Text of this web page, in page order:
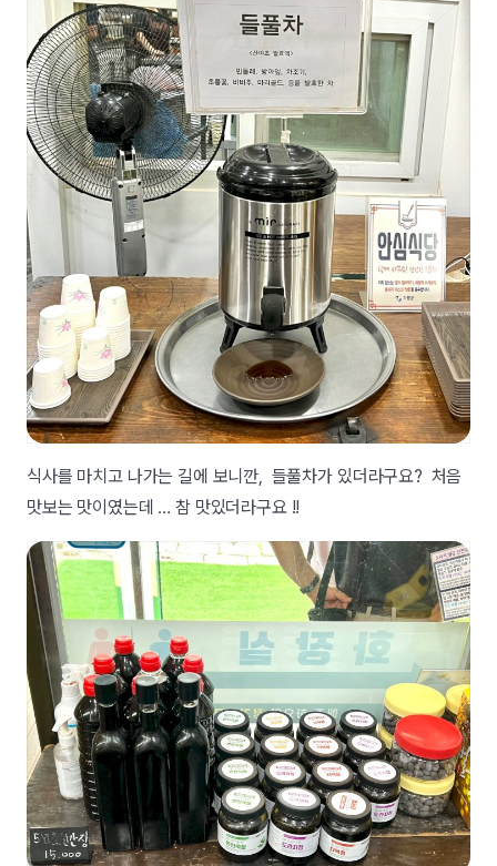
식사를 마치고 나가는 길에 보니깐, 들풀차가 있더라구요? 처음
맛보는 맛이였는데 … 참 맛있더라구요 !!